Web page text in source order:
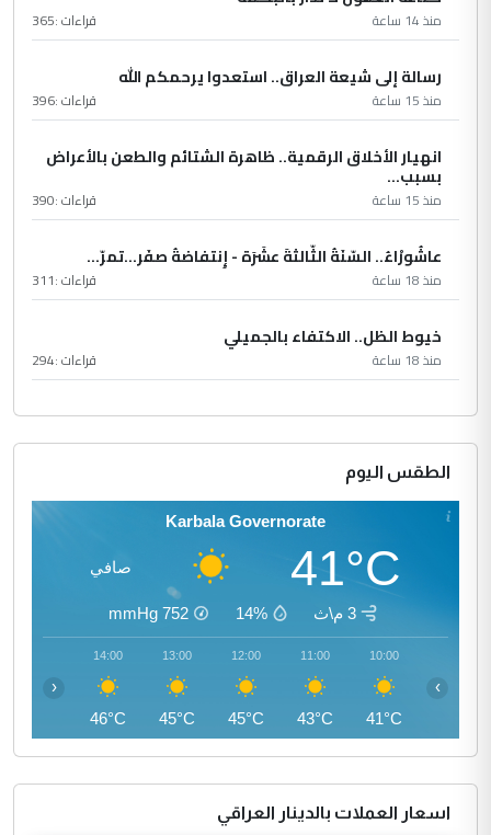
منذ 14 ساعة قراءات :365
رسالة إلى شيعة العراق.. استعدوا يرحمكم الله
منذ 15 ساعة قراءات :396
انهيار الأخلاق الرقمية.. ظاهرة الشتائم والطعن بالأعراض
بسبب...
منذ 15 ساعة قراءات :390
عاشُورْاءُ.. السّنَةُ الثّالثةَ عشَرَة - إِنتفاضةُ صفَر…تمرّ...
منذ 18 ساعة قراءات :311
خيوط الظل.. الاكتفاء بالجميلي
منذ 18 ساعة قراءات :294
الطقس اليوم
Karbala Governorate
41°C صافي
3 م\ث 14%
752
mmHg
10:00
41°C
11:00
43°C
12:00
45°C
13:00
45°C
14:00
46°C
‹ ›
اسعار العملات بالدينار العراقي